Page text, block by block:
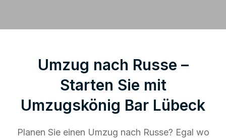
Umzug nach Russe –
Starten Sie mit
Umzugskönig Bar Lübeck
Planen Sie einen Umzug nach Russe? Egal wo